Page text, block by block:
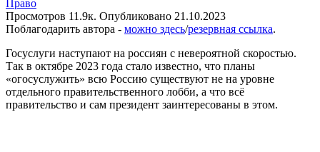
Право
Просмотров 11.9к. Опубликовано 21.10.2023
Поблагодарить автора - можно здесь/резервная ссылка.
Госуслуги наступают на россиян с невероятной скоростью.
Так в октябре 2023 года стало известно, что планы
«огосуслужить» всю Россию существуют не на уровне
отдельного правительственного лобби, а что всё
правительство и сам президент заинтересованы в этом.